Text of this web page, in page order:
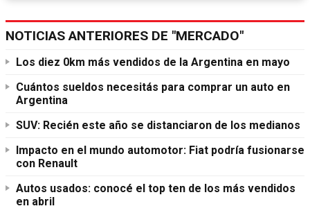
NOTICIAS ANTERIORES DE "MERCADO"
Los diez 0km más vendidos de la Argentina en mayo
Cuántos sueldos necesitás para comprar un auto en
Argentina
SUV: Recién este año se distanciaron de los medianos
Impacto en el mundo automotor: Fiat podría fusionarse
con Renault
Autos usados: conocé el top ten de los más vendidos
en abril